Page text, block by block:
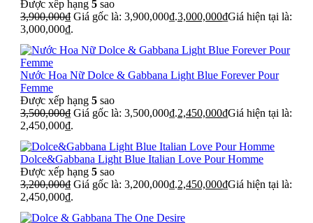
Được xếp hạng 5 sao
3,900,000₫ Giá gốc là: 3,900,000₫.3,000,000₫Giá hiện tại là:
3,000,000₫.
Nước Hoa Nữ Dolce & Gabbana Light Blue Forever Pour
Femme
Được xếp hạng 5 sao
3,500,000₫ Giá gốc là: 3,500,000₫.2,450,000₫Giá hiện tại là:
2,450,000₫.
Dolce&Gabbana Light Blue Italian Love Pour Homme
Được xếp hạng 5 sao
3,200,000₫ Giá gốc là: 3,200,000₫.2,450,000₫Giá hiện tại là:
2,450,000₫.